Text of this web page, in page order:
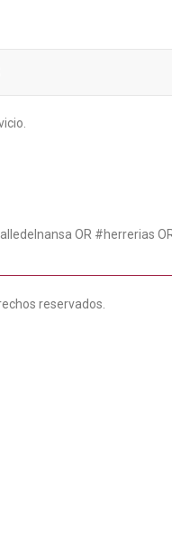
OR #herrerias
reservados.